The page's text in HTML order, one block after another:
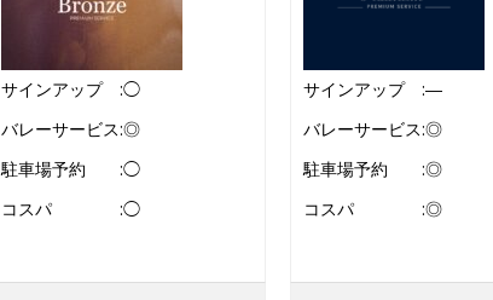
サインアップ :◯
バレーサービス:◎
駐車場予約 :◯
コスパ :◯
サインアップ :―
バレーサービス:◎
駐車場予約 :◎
コスパ :◎